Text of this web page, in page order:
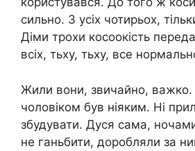
сильно. З усіх чотирьох,
Діми трохи косоокість
всіх, тьху, тьху, все
Жили вони, звичайно, важко.
чоловіком був ніяким. Ні
збудувати. Дуся сама,
не ганьбити, доробляли за